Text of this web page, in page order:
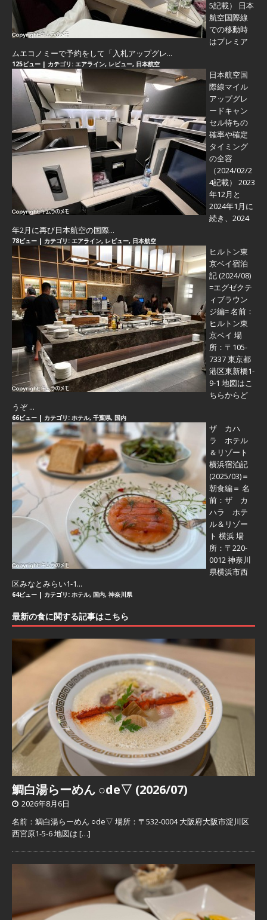
5記載） 日本
航空国際線
での移動時
はプレミア
ムエコノミーで予約をして「入札アップグレ...
125ビュー | カテゴリ: エアライン, レビュー, 日本航空
日本航空国
際線マイル
アップグレ
ードキャン
セル待ちの
確率や確定
タイミング
の全容
（2024/02/2
4記載） 2023
年12月と
2024年1月に
続き、2024
年2月に再び日本航空の国際...
78ビュー | カテゴリ: エアライン, レビュー, 日本航空
ヒルトン東
京ベイ宿泊
記 (2024/08)
=エグゼクテ
ィブラウン
ジ編=名前：
ヒルトン東
京ベイ 場
所：〒105-
7337 東京都
港区東新橋1-
9-1 地図はこ
ちらからど
うぞ ...
66ビュー | カテゴリ: ホテル, 千葉県, 国内
ザ カハ
ラ ホテル
＆リゾート
横浜宿泊記
(2025/03)＝
朝食編＝ 名
前：ザ カ
ハラ ホテ
ル＆リゾー
ト 横浜 場
所：〒220-
0012 神奈川
県横浜市西
区みなとみらい1-1...
64ビュー | カテゴリ: ホテル, 国内, 神奈川県
最新の食に関する記事はこちら
鯛白湯らーめん ○de▽ (2026/07)
2026年8月6日
名前：鯛白湯らーめん ○de▽ 場所：〒532-0004 大阪府大阪市淀川区
西宮原1-5-6 地図は […]